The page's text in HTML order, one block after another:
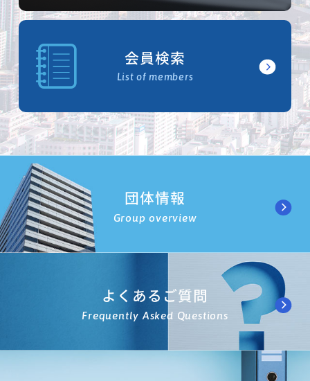
会員検索
List of members
団体情報
Group overview
よくあるご質問
Frequently Asked Questions